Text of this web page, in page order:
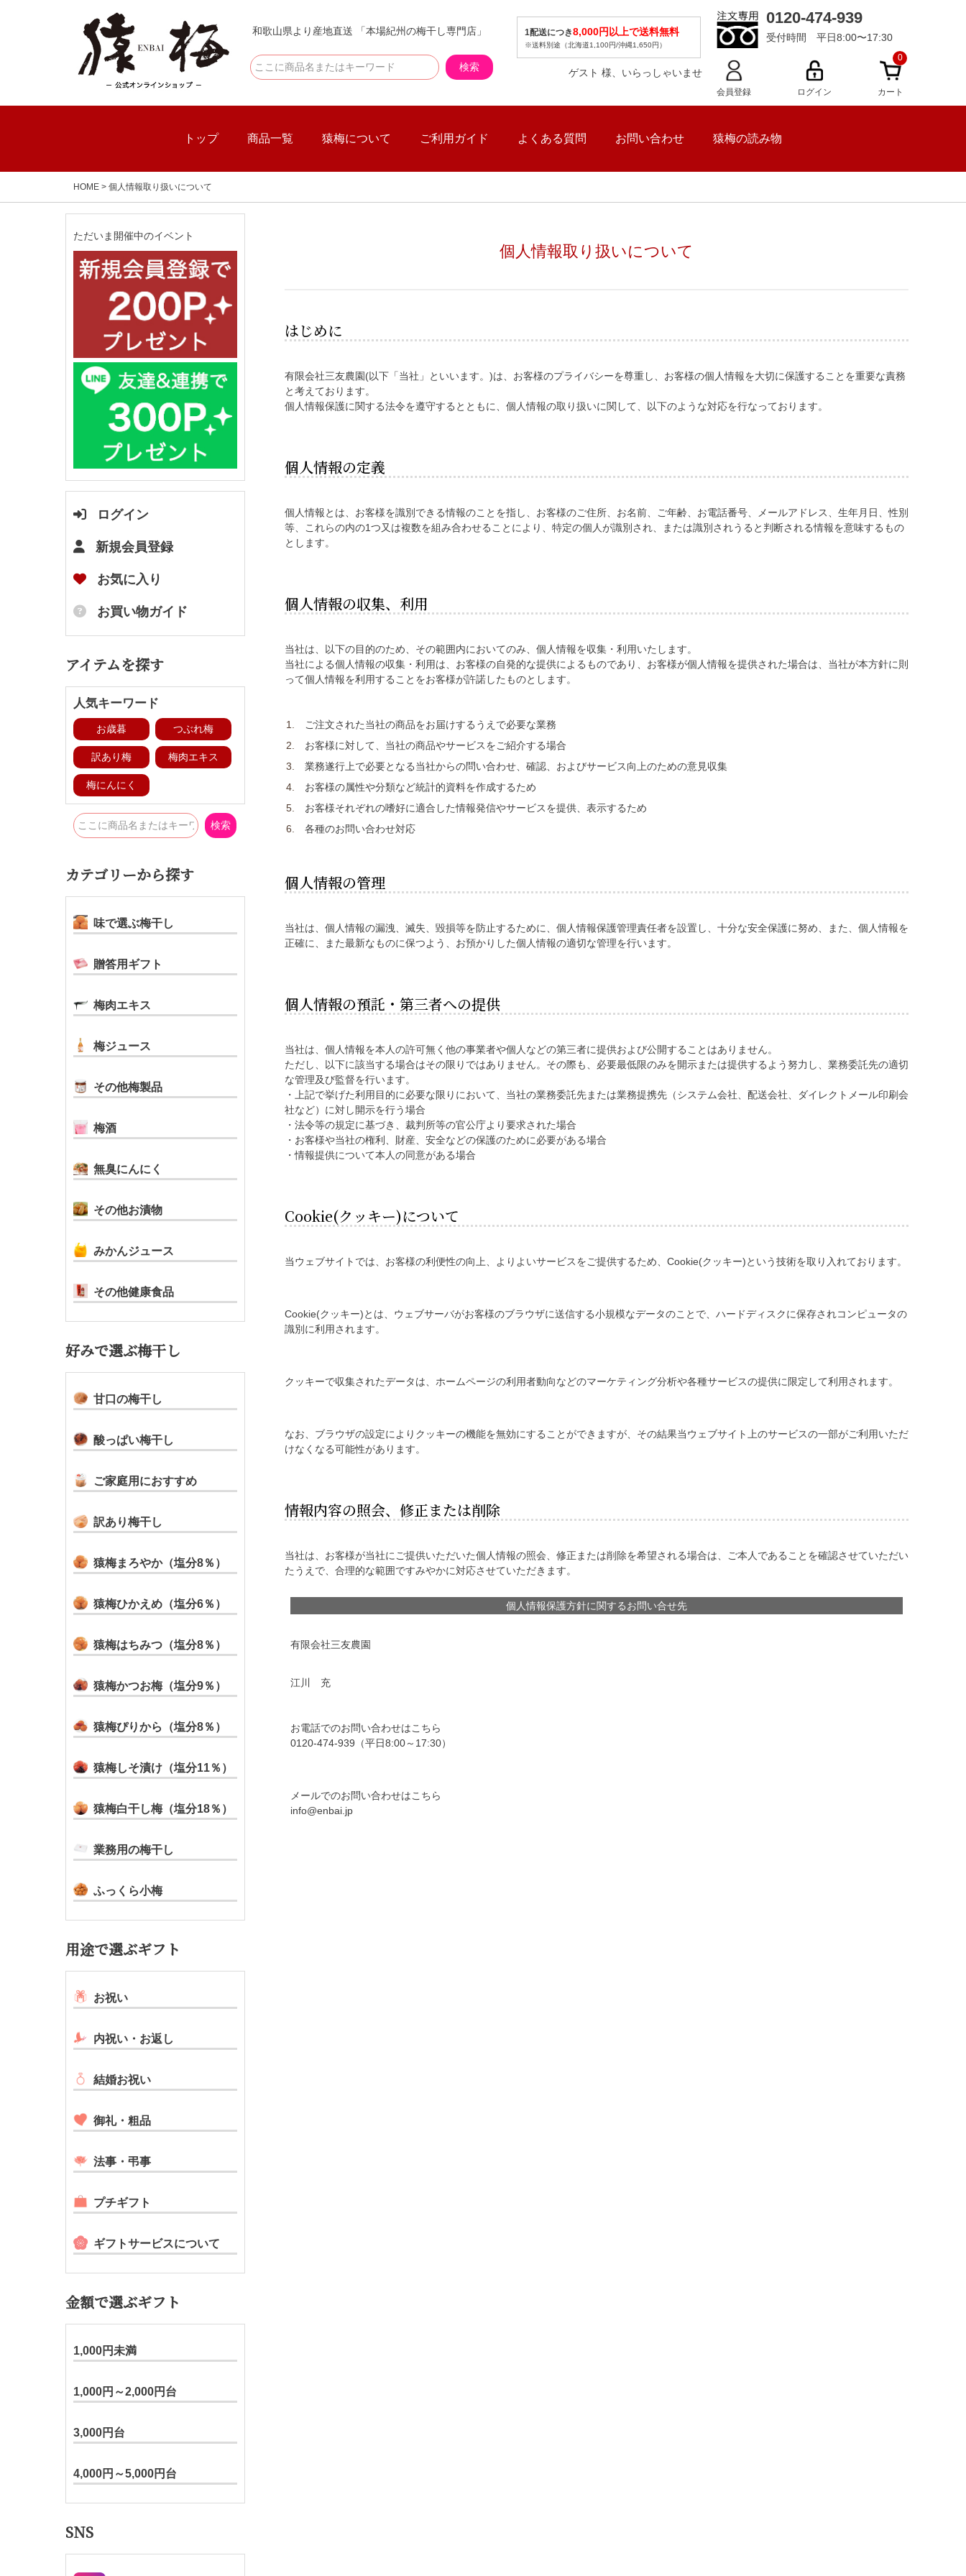
和歌山県より産地直送 「本場紀州の梅干し専門店」
検索
1配送につき8,000円以上で送料無料
※送料別途（北海道1,100円/沖縄1,650円）
ゲスト 様、いらっしゃいませ
0120-474-939
受付時間 平日8:00〜17:30
会員登録 ログイン
0
カート
トップ 商品一覧 猿梅について ご利用ガイド よくある質問 お問い合わせ 猿梅の読み物
HOME 個人情報取り扱いについて
ただいま開催中のイベント
ログイン
新規会員登録
お気に入り
お買い物ガイド
アイテムを探す
人気キーワード
お歳暮 つぶれ梅
訳あり梅 梅肉エキス
梅にんにく
検索
カテゴリーから探す
味で選ぶ梅干し
贈答用ギフト
梅肉エキス
梅ジュース
その他梅製品
梅酒
無臭にんにく
その他お漬物
みかんジュース
その他健康食品
好みで選ぶ梅干し
甘口の梅干し
酸っぱい梅干し
ご家庭用におすすめ
訳あり梅干し
猿梅まろやか（塩分8％）
猿梅ひかえめ（塩分6％）
猿梅はちみつ（塩分8％）
猿梅かつお梅（塩分9％）
猿梅ぴりから（塩分8％）
猿梅しそ漬け（塩分11％）
猿梅白干し梅（塩分18％）
業務用の梅干し
ふっくら小梅
用途で選ぶギフト
お祝い
内祝い・お返し
結婚お祝い
御礼・粗品
法事・弔事
プチギフト
ギフトサービスについて
金額で選ぶギフト
1,000円未満
1,000円～2,000円台
3,000円台
4,000円～5,000円台
SNS
個人情報取り扱いについて
はじめに
有限会社三友農園(以下「当社」といいます。)は、お客様のプライバシーを尊重し、お客様の個人情報を大切に保護することを重要な責務
と考えております。
個人情報保護に関する法令を遵守するとともに、個人情報の取り扱いに関して、以下のような対応を行なっております。
個人情報の定義
個人情報とは、お客様を識別できる情報のことを指し、お客様のご住所、お名前、ご年齢、お電話番号、メールアドレス、生年月日、性別
等、これらの内の1つ又は複数を組み合わせることにより、特定の個人が識別され、または識別されうると判断される情報を意味するもの
とします。
個人情報の収集、利用
当社は、以下の目的のため、その範囲内においてのみ、個人情報を収集・利用いたします。
当社による個人情報の収集・利用は、お客様の自発的な提供によるものであり、お客様が個人情報を提供された場合は、当社が本方針に則
って個人情報を利用することをお客様が許諾したものとします。
ご注文された当社の商品をお届けするうえで必要な業務
お客様に対して、当社の商品やサービスをご紹介する場合
業務遂行上で必要となる当社からの問い合わせ、確認、およびサービス向上のための意見収集
お客様の属性や分類など統計的資料を作成するため
お客様それぞれの嗜好に適合した情報発信やサービスを提供、表示するため
各種のお問い合わせ対応
個人情報の管理
当社は、個人情報の漏洩、滅失、毀損等を防止するために、個人情報保護管理責任者を設置し、十分な安全保護に努め、また、個人情報を
正確に、また最新なものに保つよう、お預かりした個人情報の適切な管理を行います。
個人情報の預託・第三者への提供
当社は、個人情報を本人の許可無く他の事業者や個人などの第三者に提供および公開することはありません。
ただし、以下に該当する場合はその限りではありません。その際も、必要最低限のみを開示または提供するよう努力し、業務委託先の適切
な管理及び監督を行います。
・上記で挙げた利用目的に必要な限りにおいて、当社の業務委託先または業務提携先（システム会社、配送会社、ダイレクトメール印刷会
社など）に対し開示を行う場合
・法令等の規定に基づき、裁判所等の官公庁より要求された場合
・お客様や当社の権利、財産、安全などの保護のために必要がある場合
・情報提供について本人の同意がある場合
Cookie(クッキー)について
当ウェブサイトでは、お客様の利便性の向上、よりよいサービスをご提供するため、Cookie(クッキー)という技術を取り入れております。
Cookie(クッキー)とは、ウェブサーバがお客様のブラウザに送信する小規模なデータのことで、ハードディスクに保存されコンピュータの
識別に利用されます。
クッキーで収集されたデータは、ホームページの利用者動向などのマーケティング分析や各種サービスの提供に限定して利用されます。
なお、ブラウザの設定によりクッキーの機能を無効にすることができますが、その結果当ウェブサイト上のサービスの一部がご利用いただ
けなくなる可能性があります。
情報内容の照会、修正または削除
当社は、お客様が当社にご提供いただいた個人情報の照会、修正または削除を希望される場合は、ご本人であることを確認させていただい
たうえで、合理的な範囲ですみやかに対応させていただきます。
個人情報保護方針に関するお問い合せ先
有限会社三友農園
江川 充
お電話でのお問い合わせはこちら
0120-474-939（平日8:00～17:30）
メールでのお問い合わせはこちら
info@enbai.jp